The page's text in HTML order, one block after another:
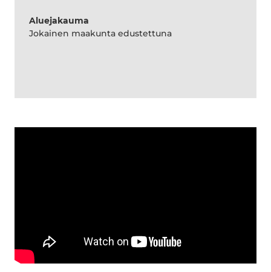
Aluejakauma
Jokainen maakunta edustettuna